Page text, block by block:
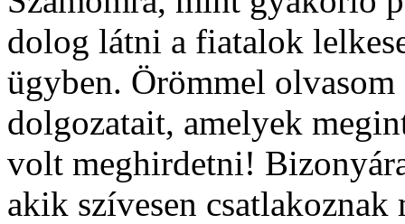
dolog látni a fiatalok
ügyben. Örömmel
dolgozatait, amelyek
volt meghirdetni!
akik szívesen